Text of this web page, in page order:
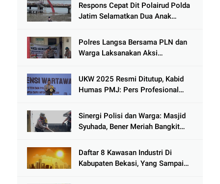
Respons Cepat Dit Polairud Polda
Jatim Selamatkan Dua Anak
Kenjeran
Polres Langsa Bersama PLN dan
Warga Laksanakan Aksi
Tamiang
UKW 2025 Resmi Ditutup, Kabid
Humas PMJ: Pers Profesional
Hoaks
Sinergi Polisi dan Warga: Masjid
Syuhada, Bener Meriah Bangkit
Daftar 8 Kawasan Industri Di
Kabupaten Bekasi, Yang Sampai